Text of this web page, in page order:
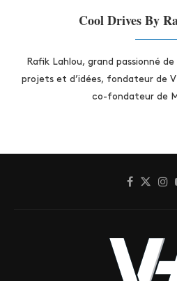
Cool Drives By
Rafik Lahlou, grand passionné
projets et d’idées, fondateur de
co-fondateur de